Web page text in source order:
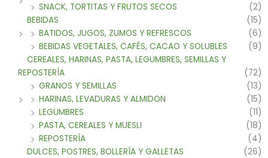
SNACK, TORTITAS Y FRUTOS SECOS
(2)
BEBIDAS
(15)
BATIDOS, JUGOS, ZUMOS Y REFRESCOS
(6)
BEBIDAS VEGETALES, CAFÉS, CACAO Y SOLUBLES
(9)
CEREALES, HARINAS, PASTA, LEGUMBRES, SEMILLAS Y
REPOSTERÍA
(72)
GRANOS Y SEMILLAS
(13)
HARINAS, LEVADURAS Y ALMIDON
(15)
LEGUMBRES
(11)
PASTA, CEREALES Y MUESLI
(18)
REPOSTERÍA
(4)
DULCES, POSTRES, BOLLERÍA Y GALLETAS
(26)